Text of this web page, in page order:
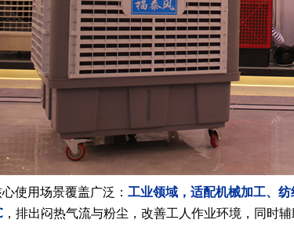
使用场景覆盖广泛： 工业领域，适配机械加工、
，排出闷热气流与粉尘，改善工人作业环境，同时